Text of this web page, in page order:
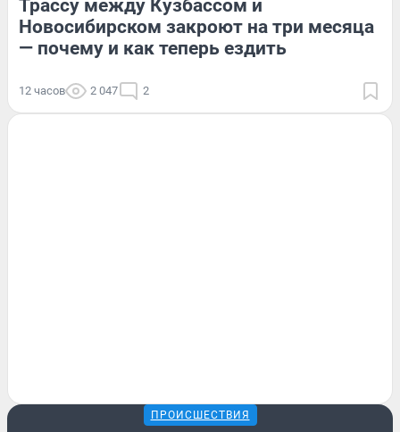
Трассу между Кузбассом и
Новосибирском закроют на три месяца
— почему и как теперь ездить
12 часов 2 047 2
ПРОИСШЕСТВИЯ